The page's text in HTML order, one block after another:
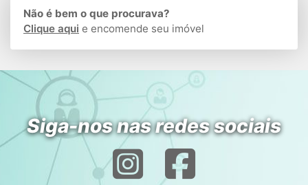
Não é bem o que procurava?
Clique aqui e encomende seu imóvel
Siga-nos nas redes sociais